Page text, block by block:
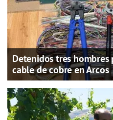
Detenidos tres
cable de cobre en Arcos